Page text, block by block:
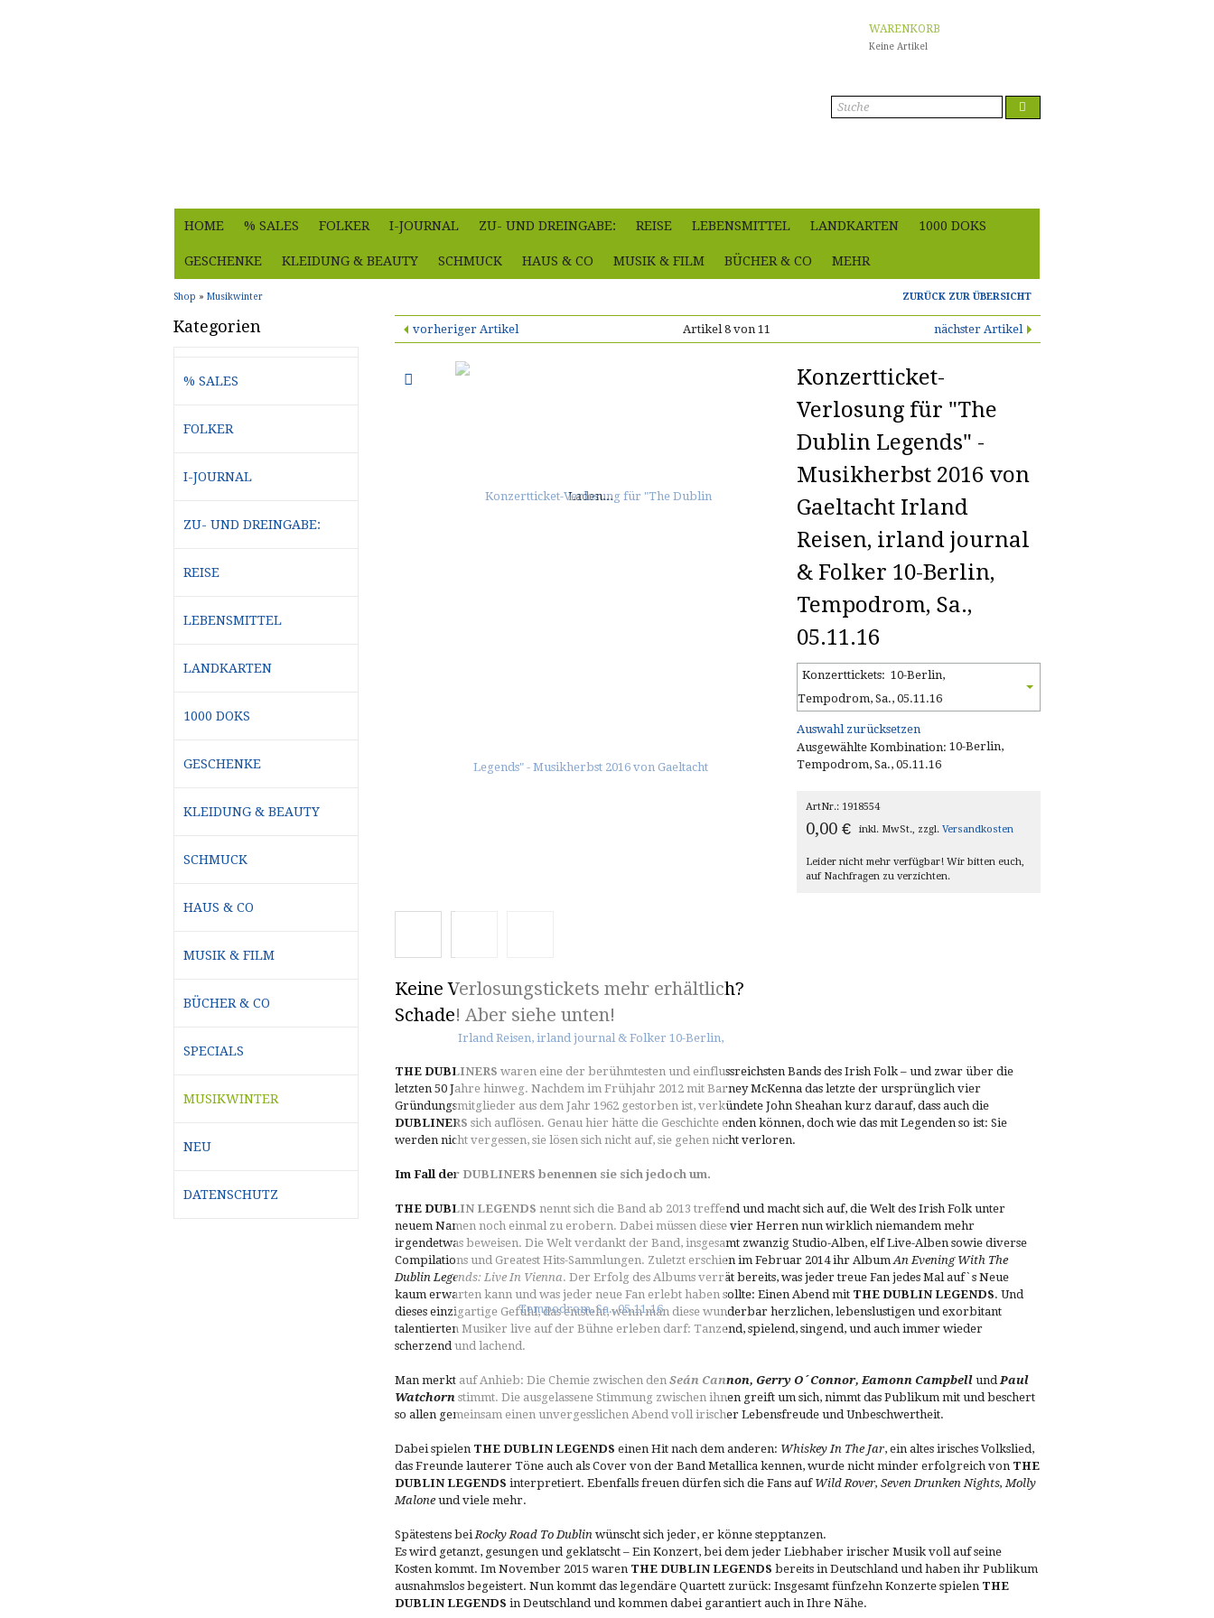
WARENKORB
Keine Artikel
HOME % SALES FOLKER I-JOURNAL ZU- UND DREINGABE: REISE LEBENSMITTEL LANDKARTEN 1000 DOKS
GESCHENKE KLEIDUNG & BEAUTY SCHMUCK HAUS & CO MUSIK & FILM BÜCHER & CO MEHR
Shop » Musikwinter ZURÜCK ZUR ÜBERSICHT
vorheriger Artikel Artikel 8 von 11 nächster Artikel
Laden...
Konzertticket-
Verlosung für "The
Dublin Legends" -
Musikherbst 2016 von
Gaeltacht Irland
Reisen, irland journal
& Folker 10-Berlin,
Tempodrom, Sa.,
05.11.16
Konzerttickets: 10-Berlin,
Tempodrom, Sa., 05.11.16
Auswahl zurücksetzen
Ausgewählte Kombination: 10-Berlin,
Tempodrom, Sa., 05.11.16
ArtNr.: 1918554
0,00 € inkl. MwSt., zzgl.Versandkosten
Leider nicht mehr verfügbar! Wir bitten euch,
auf Nachfragen zu verzichten.
Keine Verlosungstickets mehr erhältlich?
Schade! Aber siehe unten!
THE DUBLINERS waren eine der berühmtesten und einflussreichsten Bands des Irish Folk – und zwar über die
letzten 50 Jahre hinweg. Nachdem im Frühjahr 2012 mit Barney McKenna das letzte der ursprünglich vier
Gründungsmitglieder aus dem Jahr 1962 gestorben ist, verkündete John Sheahan kurz darauf, dass auch die
DUBLINERS sich auflösen. Genau hier hätte die Geschichte enden können, doch wie das mit Legenden so ist: Sie
werden nicht vergessen, sie lösen sich nicht auf, sie gehen nicht verloren.
Im Fall der DUBLINERS benennen sie sich jedoch um.
THE DUBLIN LEGENDS nennt sich die Band ab 2013 treffend und macht sich auf, die Welt des Irish Folk unter
neuem Namen noch einmal zu erobern. Dabei müssen diese vier Herren nun wirklich niemandem mehr
irgendetwas beweisen. Die Welt verdankt der Band, insgesamt zwanzig Studio-Alben, elf Live-Alben sowie diverse
Compilations und Greatest Hits-Sammlungen. Zuletzt erschien im Februar 2014 ihr AlbumAn Evening With The
Dublin Legends: Live In Vienna. Der Erfolg des Albums verrät bereits, was jeder treue Fan jedes Mal auf`s Neue
kaum erwarten kann und was jeder neue Fan erlebt haben sollte: Einen Abend mit THE DUBLIN LEGENDS. Und
dieses einzigartige Gefühl, das entsteht, wenn man diese wunderbar herzlichen, lebenslustigen und exorbitant
talentierten Musiker live auf der Bühne erleben darf: Tanzend, spielend, singend, und auch immer wieder
scherzend und lachend.
Man merkt auf Anhieb: Die Chemie zwischen den Seán Cannon, Gerry O´Connor, Eamonn Campbell undPaul
Watchorn stimmt. Die ausgelassene Stimmung zwischen ihnen greift um sich, nimmt das Publikum mit und beschert
so allen gemeinsam einen unvergesslichen Abend voll irischer Lebensfreude und Unbeschwertheit.
Dabei spielen THE DUBLIN LEGENDS einen Hit nach dem anderen: Whiskey In The Jar, ein altes irisches Volkslied,
das Freunde lauterer Töne auch als Cover von der Band Metallica kennen, wurde nicht minder erfolgreich von THE
DUBLIN LEGENDS interpretiert. Ebenfalls freuen dürfen sich die Fans auf Wild Rover, Seven Drunken Nights, Molly
Maloneund viele mehr.
Spätestens beiRocky Road To Dublin wünscht sich jeder, er könne stepptanzen.
Es wird getanzt, gesungen und geklatscht – Ein Konzert, bei dem jeder Liebhaber irischer Musik voll auf seine
Kosten kommt. Im November 2015 waren THE DUBLIN LEGENDS bereits in Deutschland und haben ihr Publikum
ausnahmslos begeistert. Nun kommt das legendäre Quartett zurück: Insgesamt fünfzehn Konzerte spielen THE
DUBLIN LEGENDS in Deutschland und kommen dabei garantiert auch in Ihre Nähe.
Kategorien
% SALES
FOLKER
I-JOURNAL
ZU- UND DREINGABE:
REISE
LEBENSMITTEL
LANDKARTEN
1000 DOKS
GESCHENKE
KLEIDUNG & BEAUTY
SCHMUCK
HAUS & CO
MUSIK & FILM
BÜCHER & CO
SPECIALS
MUSIKWINTER
NEU
DATENSCHUTZ